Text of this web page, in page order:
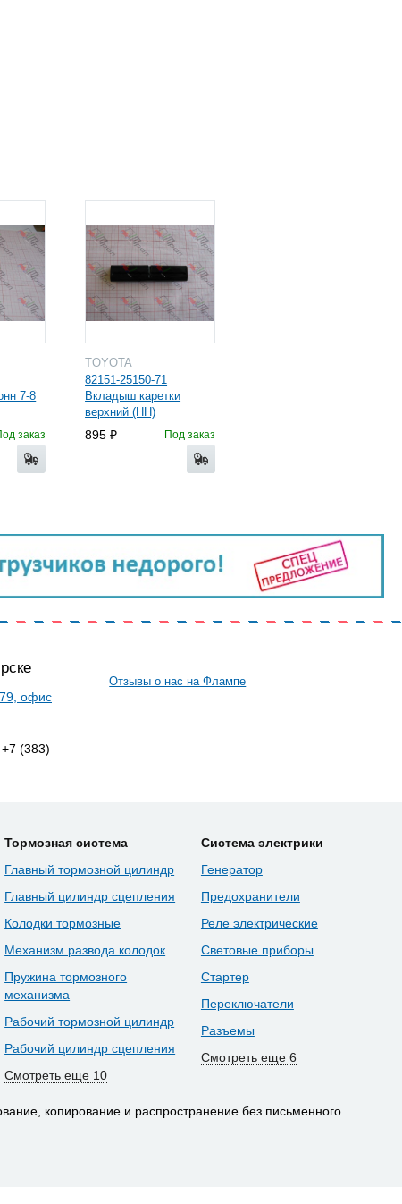
7-8
заказ
TOYOTA
82151-25150-71
Вкладыш каретки
верхний (HH)
895 Под заказ
79, офис
(383)
Отзывы о нас на Флампе
Тормозная система
Главный тормозной цилиндр
Главный цилиндр сцепления
Колодки тормозные
Механизм развода колодок
Пружина тормозного
механизма
Рабочий тормозной цилиндр
Рабочий цилиндр сцепления
Смотреть еще 10
Система электрики
Генератор
Предохранители
Реле электрические
Световые приборы
Стартер
Переключатели
Разъемы
Смотреть еще 6
копирование и распространение без письменного